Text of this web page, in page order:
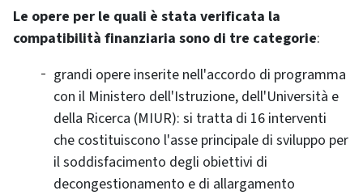
Le opere per le quali è stata verificata la
compatibilità finanziaria sono di tre categorie:
grandi opere inserite nell'accordo di programma
con il Ministero dell'Istruzione, dell'Università e
della Ricerca (MIUR): si tratta di 16 interventi
che costituiscono l'asse principale di sviluppo per
il soddisfacimento degli obiettivi di
decongestionamento e di allargamento